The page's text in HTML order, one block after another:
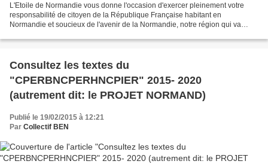
L'Etoile de Normandie vous donne l'occasion d'exercer pleinement votre
responsabilité de citoyen de la République Française habitant en
Normandie et soucieux de l'avenir de la Normandie, notre région qui va
Consultez les textes du
"CPERBNCPERHNCPIER" 2015- 2020
(autrement dit: le PROJET NORMAND)
Publié le 19/02/2015 à 12:21
Par Collectif BEN